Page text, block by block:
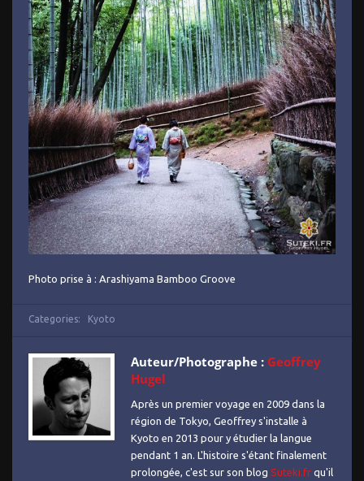
Photo prise à : Arashiyama Bamboo Groove
Categories: Kyoto
Auteur/Photographe : Geoffrey
Hugel
Après un premier voyage en 2009 dans la
région de Tokyo, Geoffrey s'installe à
Kyoto en 2013 pour y étudier la langue
pendant 1 an. L'histoire s'étant finalement
prolongée, c'est sur son blog Suteki.fr qu'il